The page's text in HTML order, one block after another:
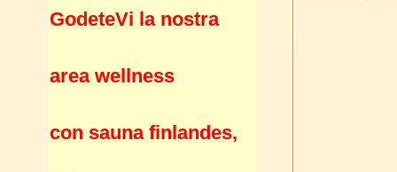
GodeteVi la nostra
area wellness
con sauna finlandes,